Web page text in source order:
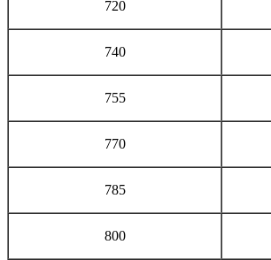
720
740
755
770
785
800